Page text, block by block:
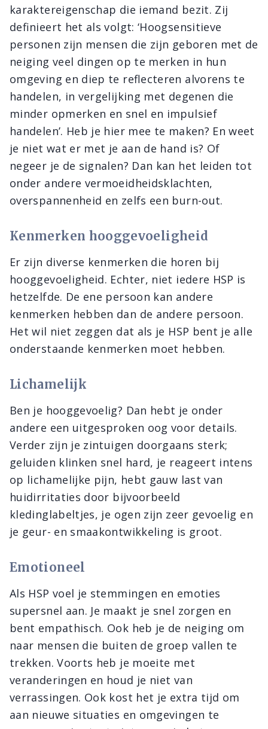
karaktereigenschap die iemand bezit. Zij
definieert het als volgt: ‘Hoogsensitieve
personen zijn mensen die zijn geboren met de
neiging veel dingen op te merken in hun
omgeving en diep te reflecteren alvorens te
handelen, in vergelijking met degenen die
minder opmerken en snel en impulsief
handelen’. Heb je hier mee te maken? En weet
je niet wat er met je aan de hand is? Of
negeer je de signalen? Dan kan het leiden tot
onder andere vermoeidheidsklachten,
overspannenheid en zelfs een burn-out.
Kenmerken hooggevoeligheid
Er zijn diverse kenmerken die horen bij
hooggevoeligheid. Echter, niet iedere HSP is
hetzelfde. De ene persoon kan andere
kenmerken hebben dan de andere persoon.
Het wil niet zeggen dat als je HSP bent je alle
onderstaande kenmerken moet hebben.
Lichamelijk
Ben je hooggevoelig? Dan hebt je onder
andere een uitgesproken oog voor details.
Verder zijn je zintuigen doorgaans sterk;
geluiden klinken snel hard, je reageert intens
op lichamelijke pijn, hebt gauw last van
huidirritaties door bijvoorbeeld
kledinglabeltjes, je ogen zijn zeer gevoelig en
je geur- en smaakontwikkeling is groot.
Emotioneel
Als HSP voel je stemmingen en emoties
supersnel aan. Je maakt je snel zorgen en
bent empathisch. Ook heb je de neiging om
naar mensen die buiten de groep vallen te
trekken. Voorts heb je moeite met
veranderingen en houd je niet van
verrassingen. Ook kost het je extra tijd om
aan nieuwe situaties en omgevingen te